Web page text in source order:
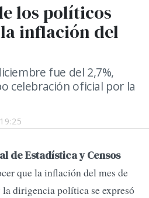
los políticos
inflación del
fue del 2,7%,
celebración oficial por la
de Estadística y Censos
que la inflación del mes de
dirigencia política se expresó